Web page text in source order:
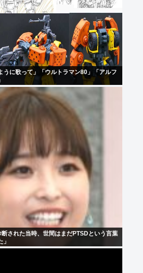
うに歌って」「ウルトラマン80」「アルフ
された当時、世間はまだPTSDという言葉